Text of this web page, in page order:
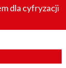
dla cyfryzacji